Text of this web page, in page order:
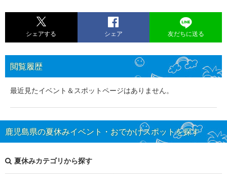
シェアする シェア 友だちに送る
閲覧履歴
最近見たイベント＆スポットページはありません。
鹿児島県の夏休みイベント・おでかけスポットを探す
夏休みカテゴリから探す